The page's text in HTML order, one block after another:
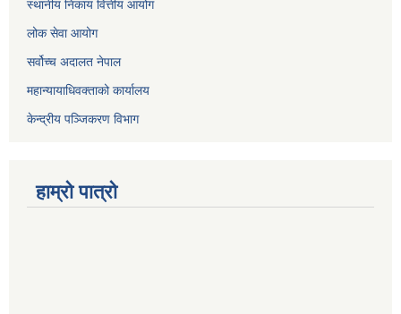
स्थानीय निकाय वित्तीय आयोग
लोक सेवा आयोग
सर्वोच्च अदालत नेपाल
महान्यायाधिवक्ताको कार्यालय
केन्द्रीय पञ्जिकरण विभाग
हाम्रो पात्रो